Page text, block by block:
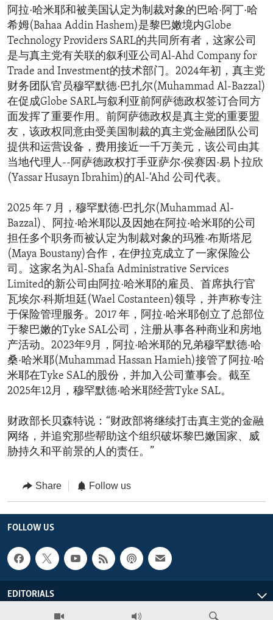
阿拉·哈米耶和被美国认定为制裁对象的巴哈·阿丁·哈
希姆(Bahaa Addin Hashem)是黎巴嫩境内Globe
Technology Providers SARL的共同所有者，这家公司
是与真主党有关联的叙利亚公司Al-Ahd Company for
Trade and Investment的技术部门。2024年初，真主党
财务团队官员穆罕默德·巴扎尔(Muhammad Al-Bazzal)
在促成Globe SARL与叙利亚前阿萨德政权签订合同方
面发挥了重要作用。前阿萨德政权是真主党的重要盟
友，该政权同意由受美国制裁的真主党金融团队公司
提供和运营设备，费用接近一千万美元，该公司由其
当地代理人--阿萨德政权打手亚萨尔·侯赛因·易卜拉欣
(Yassar Husayn Ibrahim)的Al-‘Ahd 公司代表。
2025 年 7 月，穆罕默德·巴扎尔(Muhammad Al-
Bazzal)、阿拉·哈米耶以及因她在阿拉·哈米耶的公司
担任多个职务而被认定为制裁对象的玛雅·布斯塔尼
(Maya Boustany)合作，在伊拉克成立了一家保险公
司。这家名为Al-Shafa Administrative Services
Limited的新公司由阿拉·哈米耶的雇员、首席执行官
瓦埃尔·科斯坦廷(Wael Costanteen)领导，并声称专注
于保险管理服务。2017 年，阿拉·哈米耶创立了总部位
于黎巴嫩的Tyke SAL公司，注册从事各种商业和房地
产活动。2023年9月，阿拉·哈米耶的兄弟穆罕默德·哈
桑·哈米耶(Muhammad Hassan Hamieh)接管了阿拉·哈
米耶在Tyke SAL的股份，并加入公司董事会。截至
2025年12月，穆罕默德·哈米耶经营Tyke SAL。
财政部长贝森特说：“财政部将继续打击真主党的金融
网络，并追究那些帮助这个组织破坏黎巴嫩国家、威
胁持久和平前景的人的责任。”
Share Follow us
FOLLOW US
EDITORIALS